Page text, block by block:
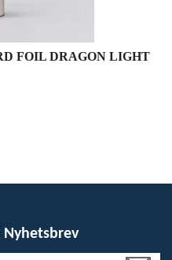
FOIL DRAGON LIGHT
Nyhetsbrev